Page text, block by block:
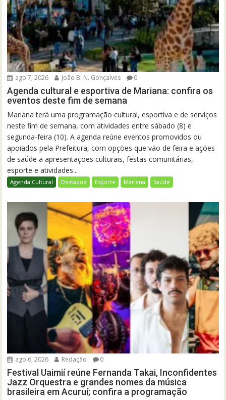
ago 7, 2026 João B. N. Gonçalves 0
Agenda cultural e esportiva de Mariana: confira os
eventos deste fim de semana
Mariana terá uma programação cultural, esportiva e de serviços
neste fim de semana, com atividades entre sábado (8) e
segunda-feira (10). A agenda reúne eventos promovidos ou
apoiados pela Prefeitura, com opções que vão de feira e ações
de saúde a apresentações culturais, festas comunitárias,
esporte e atividades...
Agenda Cultural Destaque Esporte Mariana Saúde
ago 6, 2026 Redação 0
Festival Uaimií reúne Fernanda Takai, Inconfidentes
Jazz Orquestra e grandes nomes da música
brasileira em Acuruí; confira a programação